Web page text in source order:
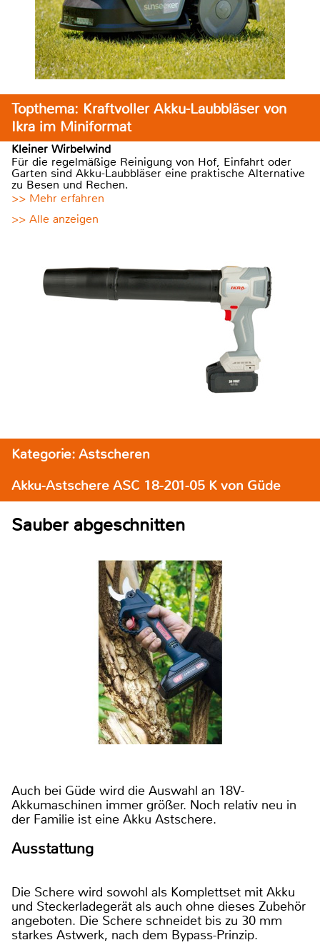
Topthema: Kraftvoller Akku-Laubbläser von
Ikra im Miniformat
Kleiner Wirbelwind
Für die regelmäßige Reinigung von Hof, Einfahrt oder
Garten sind Akku-Laubbläser eine praktische Alternative
zu Besen und Rechen.
>> Mehr erfahren
>> Alle anzeigen
Kategorie: Astscheren
Akku-Astschere ASC 18-201-05 K von Güde
Sauber abgeschnitten
Auch bei Güde wird die Auswahl an 18V-
Akkumaschinen immer größer. Noch relativ neu in
der Familie ist eine Akku Astschere.
Ausstattung
Die Schere wird sowohl als Komplettset mit Akku
und Steckerladegerät als auch ohne dieses Zubehör
angeboten. Die Schere schneidet bis zu 30 mm
starkes Astwerk, nach dem Bypass-Prinzip.